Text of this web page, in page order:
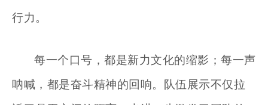
行力。
每一个口号，都是新力文化的缩影；每一声
呐喊，都是奋斗精神的回响。队伍展示不仅拉